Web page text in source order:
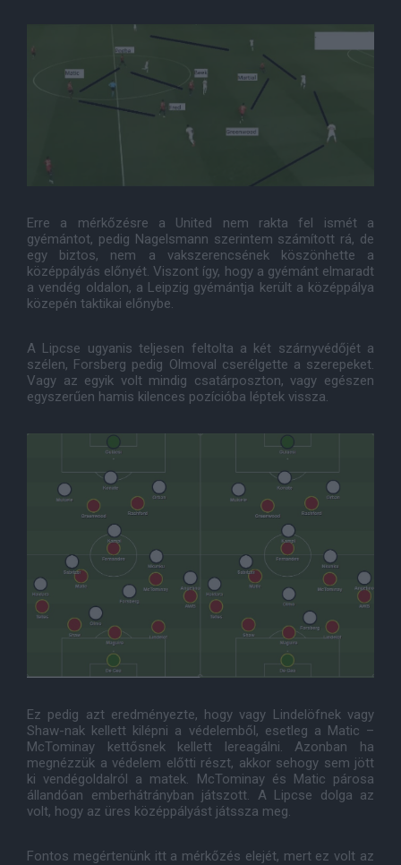
Erre a mérkőzésre a United nem rakta fel ismét a
gyémántot, pedig Nagelsmann szerintem számított rá, de
egy biztos, nem a vakszerencsének köszönhette a
középpályás előnyét. Viszont így, hogy a gyémánt elmaradt
a vendég oldalon, a Leipzig gyémántja került a középpálya
közepén taktikai előnybe.
A Lipcse ugyanis teljesen feltolta a két szárnyvédőjét a
szélen, Forsberg pedig Olmoval cserélgette a szerepeket.
Vagy az egyik volt mindig csatárposzton, vagy egészen
egyszerűen hamis kilences pozícióba léptek vissza.
Ez pedig azt eredményezte, hogy vagy Lindelöfnek vagy
Shaw-nak kellett kilépni a védelemből, esetleg a Matic –
McTominay kettősnek kellett lereagálni. Azonban ha
megnézzük a védelem előtti részt, akkor sehogy sem jött
ki vendégoldalról a matek. McTominay és Matic párosa
állandóan emberhátrányban játszott. A Lipcse dolga az
volt, hogy az üres középpályást játssza meg.
Fontos megértenünk itt a mérkőzés elejét, mert ez volt az